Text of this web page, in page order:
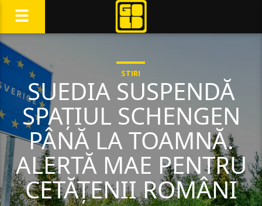
STIRI
SUEDIA SUSPENDĂ
SPAȚIUL SCHENGEN
PÂNĂ LA TOAMNĂ.
ALERTĂ MAE PENTRU
CETĂȚENII ROMÂNI